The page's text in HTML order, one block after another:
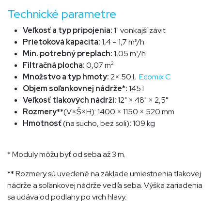
Technické parametre
Veľkosť a typ pripojenia:1" vonkajší závit
Prietoková kapacita:1,4 – 1,7 m³/h
Min. potrebný preplach:1,05 m³/h
Filtračná plocha:0,07 m2
Množstvo a typ hmoty:2× 50 l, Ecomix C
Objem soľankovnej nádrže*:145 l
Veľkosť tlakových nádrží:12" × 48" × 2,5"
Rozmery**(V×Š×H):1400 × 1150 × 520 mm
Hmotnosť(na sucho, bez soli):109 kg
* Moduly môžu byť od seba až 3 m.
** Rozmery sú uvedené na základe umiestnenia tlakovej
nádrže a soľankovej nádrže vedľa seba. Výška zariadenia
sa udáva od podlahy po vrch hlavy.